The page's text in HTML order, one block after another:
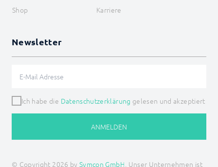
Shop
Karriere
Newsletter
Ich habe die Datenschutzerklärung gelesen und akzeptiert
ANMELDEN
© Copyright 2026 by Symcon GmbH, Unser Unternehmen ist